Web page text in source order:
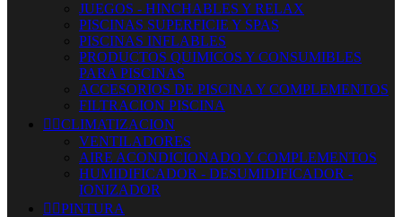
JUEGOS - HINCHABLES Y RELAX
PISCINAS SUPERFICIE Y SPAS
PISCINAS INFLABLES
PRODUCTOS QUIMICOS Y CONSUMIBLES
PARA PISCINAS
ACCESORIOS DE PISCINA Y COMPLEMENTOS
FILTRACION PISCINA
 CLIMATIZACION
VENTILADORES
AIRE ACONDICIONADO Y COMPLEMENTOS
HUMIDIFICADOR - DESUMIDIFICADOR -
IONIZADOR
 PINTURA